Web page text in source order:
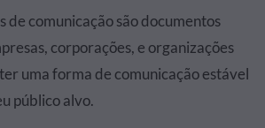
de comunicação são documentos
corporações, e organizações
uma forma de comunicação estável
público alvo.